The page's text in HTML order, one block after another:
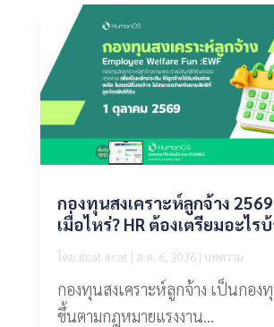
กองทุนสงเคราะห์ลูกจ้าง
เมื่อไหร่? HR ต้องเตรียมอะไร
โดย itcat itcat | ส.ค. 6, 2026| บทความ
กองทุนสงเคราะห์ลูกจ้าง เป็นกอง
ขึ้นตามกฎหมายแรงงาน...